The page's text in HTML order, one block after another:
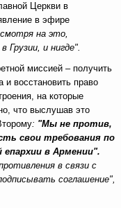
Церкви в
в эфире
на это,
Грузии, и нигде".
миссией – получить
и восстановить право
на которые
что выслушав это
: "Мы не против,
свои требования по
епархии в Армении".
в связи с
соглашение",